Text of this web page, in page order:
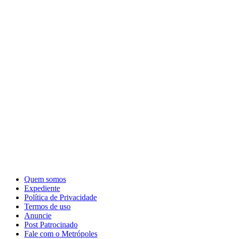
Quem somos
Expediente
Política de Privacidade
Termos de uso
Anuncie
Post Patrocinado
Fale com o Metrópoles